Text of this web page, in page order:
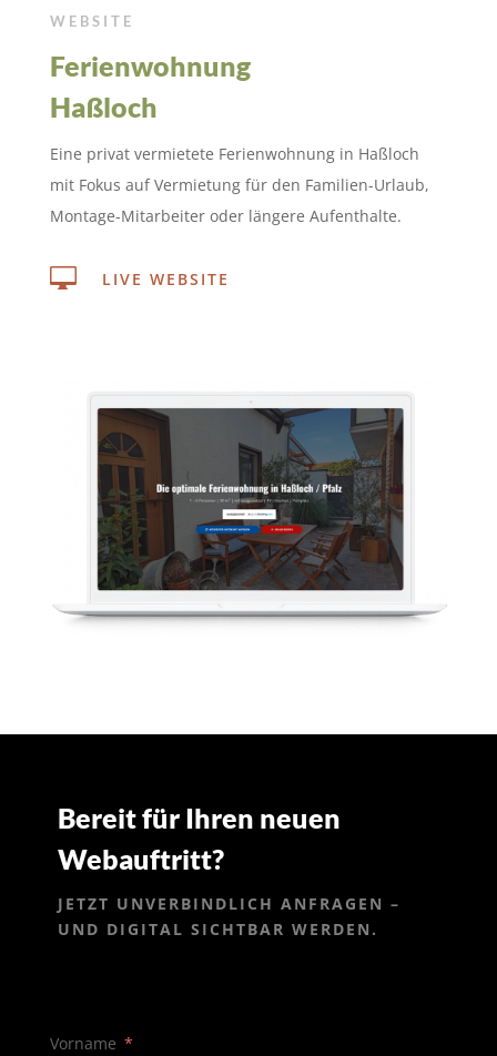
WEBSITE
Ferienwohnung
Haßloch
Eine privat vermietete Ferienwohnung in Haßloch
mit Fokus auf Vermietung für den Familien-Urlaub,
Montage-Mitarbeiter oder längere Aufenthalte.
 LIVE WEBSITE
Bereit für Ihren neuen
Webauftritt?
JETZT UNVERBINDLICH ANFRAGEN –
UND DIGITAL SICHTBAR WERDEN.
Vorname